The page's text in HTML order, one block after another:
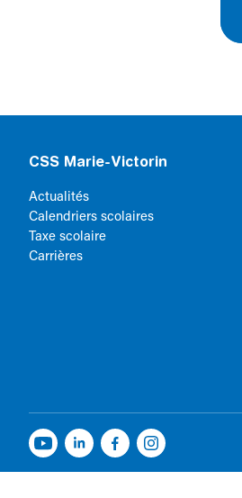
CSS Marie-Victorin
Actualités
Calendriers scolaires
Taxe scolaire
Carrières